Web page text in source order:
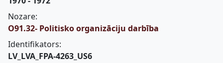
Nozare:
O91.32- Politisko organizāciju darbība
Identifikators:
LV_LVA_FPA-4263_US6